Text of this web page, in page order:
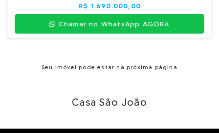
R$ 1.690.000,00
Chamar no WhatsApp AGORA
Seu imóvel pode estar na próxima página
Casa São João